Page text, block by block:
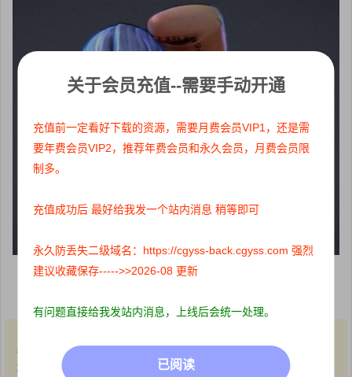
赞助/打赏等费用仅为维持网站正常运转;
2、本站部分文章、图片不代表本站立场，并不代表本站赞同其观点和
关于会员充值--需要手动开通
充值前一定看好下载的资源，需要月费会员VIP1，还是需
要年费会员VIP2，推荐年费会员和永久会员，月费会员限
制多。
充值成功后 最好给我发一个站内消息 稍等即可
永久防丢失二级域名：https://cgyss-back.cgyss.com 强烈
建议收藏保存----->>2026-08 更新
有问题直接给我发站内消息，上线后会统一处理。
已阅读